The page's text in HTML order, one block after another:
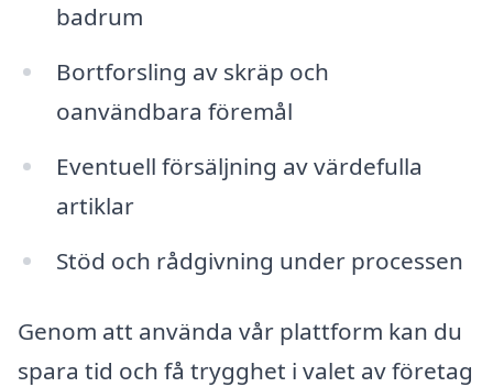
badrum
Bortforsling av skräp och
oanvändbara föremål
Eventuell försäljning av värdefulla
artiklar
Stöd och rådgivning under processen
Genom att använda vår plattform kan du
spara tid och få trygghet i valet av företag